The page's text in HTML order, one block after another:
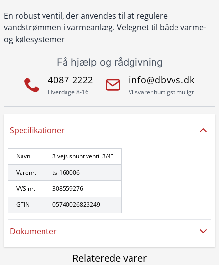
En robust ventil, der anvendes til at regulere
vandstrømmen i varmeanlæg. Velegnet til både varme-
og kølesystemer
Få hjælp og rådgivning
4087 2222
Hverdage 8-16
info@dbvvs.dk
Vi svarer hurtigst muligt
Specifikationer
Navn
3 vejs shunt ventil 3/4"
Varenr.
ts-160006
VVS nr.
308559276
GTIN
05740026823249
Dokumenter
Relaterede varer